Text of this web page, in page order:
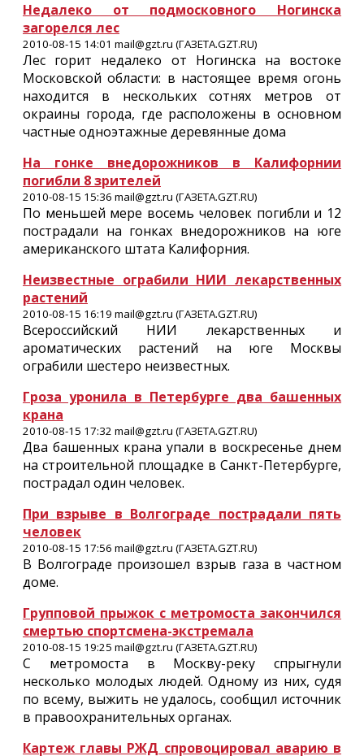
Недалеко от подмосковного Ногинска
загорелся лес
2010-08-15 14:01 mail@gzt.ru (ГАЗЕТА.GZT.RU)
Лес горит недалеко от Ногинска на востоке
Московской области: в настоящее время огонь
находится в нескольких сотнях метров от
окраины города, где расположены в основном
частные одноэтажные деревянные дома
На гонке внедорожников в Калифорнии
погибли 8 зрителей
2010-08-15 15:36 mail@gzt.ru (ГАЗЕТА.GZT.RU)
По меньшей мере восемь человек погибли и 12
пострадали на гонках внедорожников на юге
американского штата Калифорния.
Неизвестные ограбили НИИ лекарственных
растений
2010-08-15 16:19 mail@gzt.ru (ГАЗЕТА.GZT.RU)
Всероссийский НИИ лекарственных и
ароматических растений на юге Москвы
ограбили шестеро неизвестных.
Гроза уронила в Петербурге два башенных
крана
2010-08-15 17:32 mail@gzt.ru (ГАЗЕТА.GZT.RU)
Два башенных крана упали в воскресенье днем
на строительной площадке в Санкт-Петербурге,
пострадал один человек.
При взрыве в Волгограде пострадали пять
человек
2010-08-15 17:56 mail@gzt.ru (ГАЗЕТА.GZT.RU)
В Волгограде произошел взрыв газа в частном
доме.
Групповой прыжок с метромоста закончился
смертью спортсмена-экстремала
2010-08-15 19:25 mail@gzt.ru (ГАЗЕТА.GZT.RU)
С метромоста в Москву-реку спрыгнули
несколько молодых людей. Одному из них, судя
по всему, выжить не удалось, сообщил источник
в правоохранительных органах.
Картеж главы РЖД спровоцировал аварию в